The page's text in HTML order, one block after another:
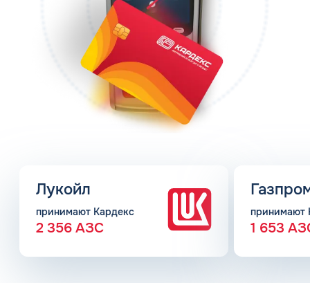
Лукойл
принимают Кардекс
2 356 АЗС
принимают
1 653